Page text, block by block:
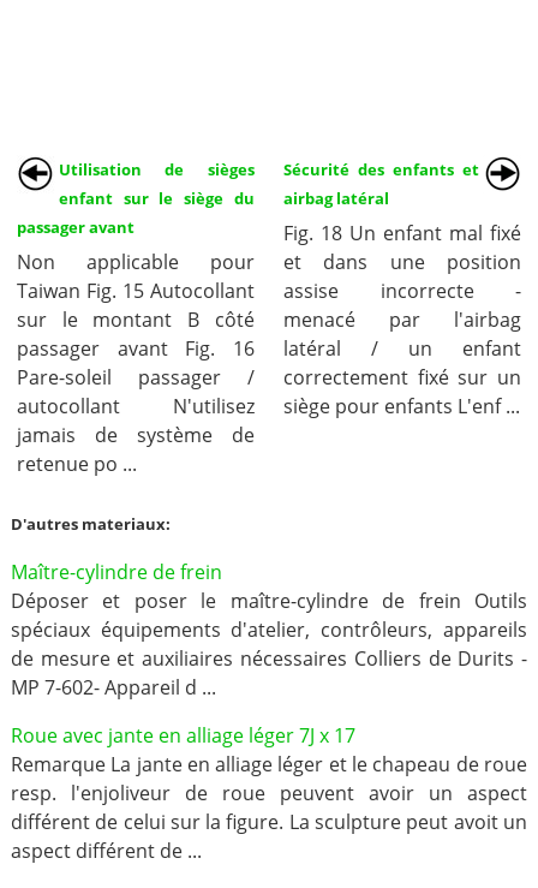
Utilisation de sièges
enfant sur le siège du
passager avant
Non applicable pour
Taiwan Fig. 15 Autocollant
sur le montant B côté
passager avant Fig. 16
Pare-soleil passager /
autocollant N'utilisez
jamais de système de
retenue po ...
Sécurité des enfants et
airbag latéral
Fig. 18 Un enfant mal fixé
et dans une position
assise incorrecte -
menacé par l'airbag
latéral / un enfant
correctement fixé sur un
siège pour enfants L'enf ...
D'autres materiaux:
Maître-cylindre de frein
Déposer et poser le maître-cylindre de frein Outils
spéciaux équipements d'atelier, contrôleurs, appareils
de mesure et auxiliaires nécessaires Colliers de Durits -
MP 7-602- Appareil d ...
Roue avec jante en alliage léger 7J x 17
Remarque La jante en alliage léger et le chapeau de roue
resp. l'enjoliveur de roue peuvent avoir un aspect
différent de celui sur la figure. La sculpture peut avoit un
aspect différent de ...